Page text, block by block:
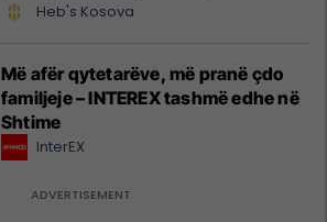
Heb's Kosova
Më afër qytetarëve, më pranë çdo
familjeje – INTEREX tashmë edhe në
Shtime
InterEX